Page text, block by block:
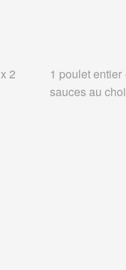
2
1 poulet
sauces au